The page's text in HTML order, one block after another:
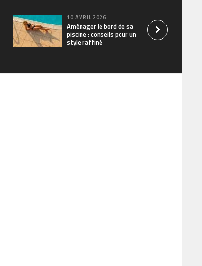
10 AVRIL 2026
Aménager le bord de sa
piscine : conseils pour un
style raffiné